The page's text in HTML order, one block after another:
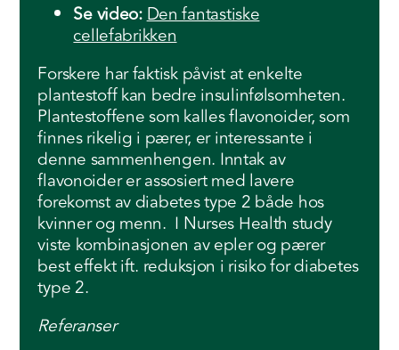
Se video:Den fantastiske
cellefabrikken
Forskere har faktisk påvist at enkelte
plantestoff kan bedre insulinfølsomheten.
Plantestoffene som kalles flavonoider, som
finnes rikelig i pærer, er interessante i
denne sammenhengen. Inntak av
flavonoider er assosiert med lavere
forekomst av diabetes type 2 både hos
kvinner og menn. I Nurses Health study
viste kombinasjonen av epler og pærer
best effekt ift. reduksjon i risiko for diabetes
type 2.
Referanser